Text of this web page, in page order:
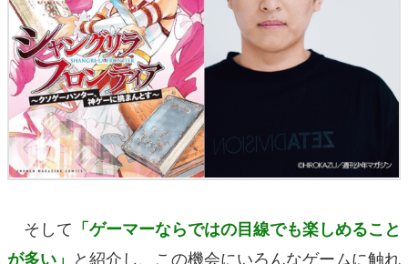
そして 「ゲーマーならではの目線でも楽しめること
が多い」 と紹介し、この機会にいろんなゲームに触れ